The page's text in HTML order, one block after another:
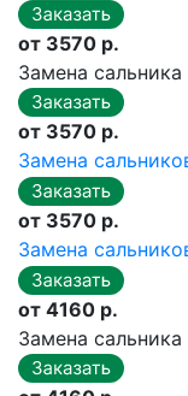
от 3570 р.
Замена
от 3570 р.
Замена
от 3570 р.
Замена
от 4160 р.
Замена сальника